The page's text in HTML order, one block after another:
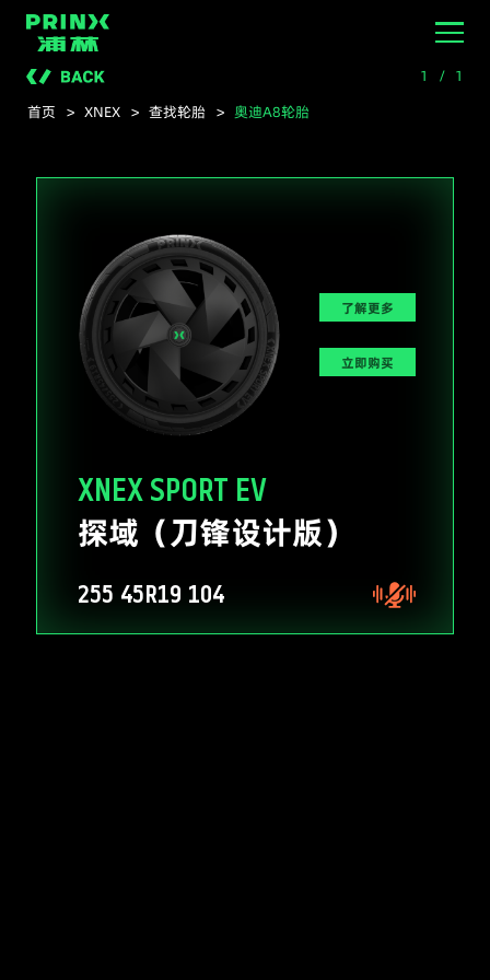
1 / 1
首页
> XNEX > 查找轮胎 > 奥迪A8轮胎
了解更多
立即购买
XNEX SPORT EV
探域（刀锋设计版）
255 45R19 104